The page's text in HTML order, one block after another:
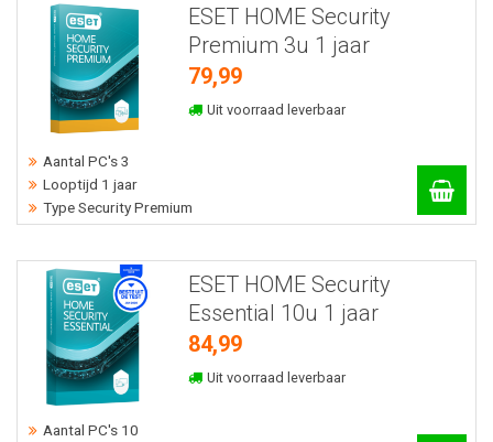
ESET HOME Security
Premium 3u 1 jaar
79,99
Uit voorraad leverbaar
Aantal PC's 3
Looptijd 1 jaar
Type Security Premium
ESET HOME Security
Essential 10u 1 jaar
84,99
Uit voorraad leverbaar
Aantal PC's 10